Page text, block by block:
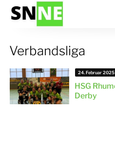
Verbandsliga
HSG
Derby
24. Februar 2025